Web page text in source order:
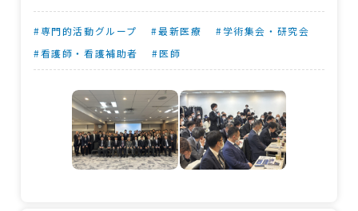
横浜市東部病院
の三角隆彦院長、滋賀県病院
の三木恒治院長の挨拶に始まり、研究会主旨説
手術センター長・泌尿器科部長が行ないまし
Executiveセッションでは病院経営とロボッ
ト支援手術導入に関わる演題を二つ、同様に
#専門的活動グループ #最新医療
#学術集会・研究会
#看護師・看護補助者
#医師